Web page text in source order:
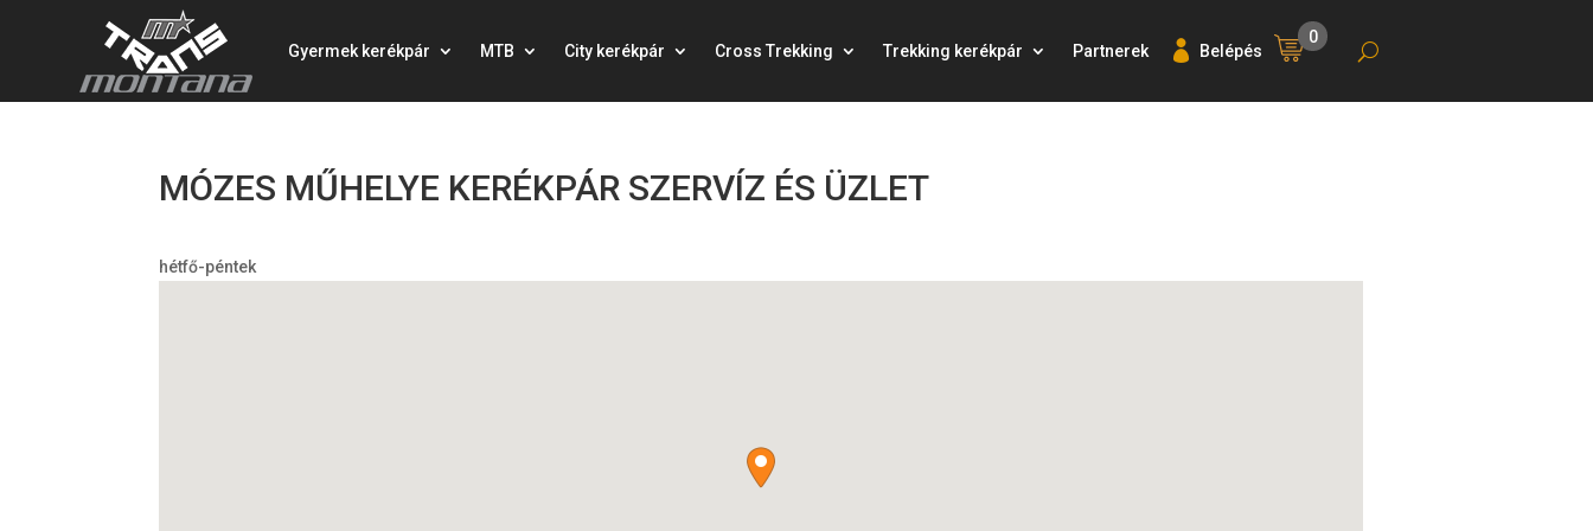
Gyermek kerékpár MTB City kerékpár Cross Trekking Trekking kerékpár Partnerek Belépés
0
MÓZES MŰHELYE KERÉKPÁR SZERVÍZ ÉS ÜZLET
hétfő-péntek